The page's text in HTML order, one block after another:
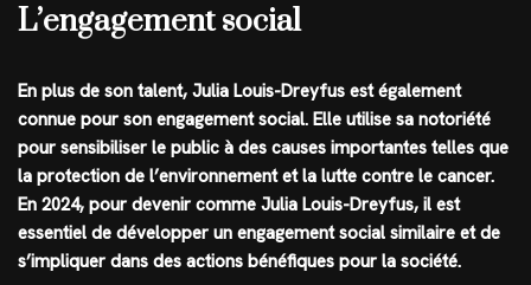
L’engagement social
En plus de son talent, Julia Louis-Dreyfus est également
connue pour son engagement social. Elle utilise sa notoriété
pour sensibiliser le public à des causes importantes telles que
la protection de l’environnement et la lutte contre le cancer.
En 2024, pour devenir comme Julia Louis-Dreyfus, il est
essentiel de développer un engagement social similaire et de
s’impliquer dans des actions bénéfiques pour la société.